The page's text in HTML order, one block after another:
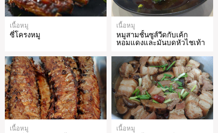
เนื้อหมู
ซี่โครงหมู
เนื้อหมู
หมูสามชั้นซูส์วีดกับเค้ก
หอมแดงและมันบดหัวไชเท้า
เนื้อหมู เนื้อหมู